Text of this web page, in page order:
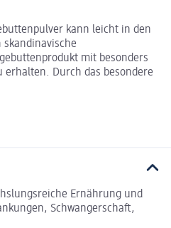
kann leicht in den
mit besonders
Durch das besondere
Ernährung und
Schwangerschaft,